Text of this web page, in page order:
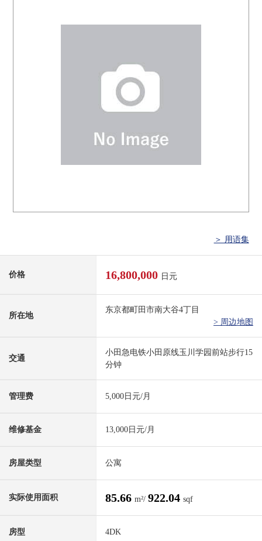
＞ 用语集
价格 16,800,000 日元
所在地
东京都町田市南大谷4丁目
> 周边地图
交通
小田急电铁小田原线玉川学园前站步行15
分钟
管理费 5,000日元/月
维修基金 13,000日元/月
房屋类型 公寓
实际使用面积 85.66 m²/ 922.04 sqf
房型 4DK